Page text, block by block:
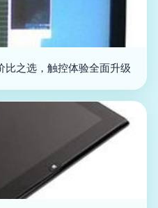
之选，触控体验全面升级